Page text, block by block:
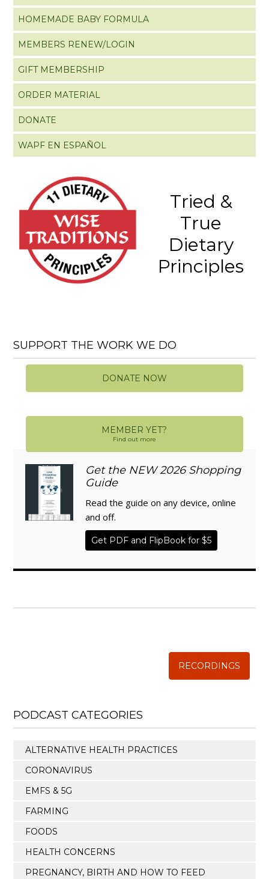
HOMEMADE BABY FORMULA
MEMBERS RENEW/LOGIN
GIFT MEMBERSHIP
ORDER MATERIAL
DONATE
WAPF EN ESPAÑOL
Tried &
True
Dietary
Principles
SUPPORT THE WORK WE DO
DONATE NOW
MEMBER YET?
Find out more
Get the NEW 2026 Shopping
Guide
Read the guide on any device, online
and off.
Get PDF and FlipBook for $5
RECORDINGS
PODCAST CATEGORIES
ALTERNATIVE HEALTH PRACTICES
CORONAVIRUS
EMFS & 5G
FARMING
FOODS
HEALTH CONCERNS
PREGNANCY, BIRTH AND HOW TO FEED